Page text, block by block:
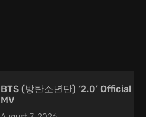
BTS (방탄소년단) ‘2.0’ Official
MV